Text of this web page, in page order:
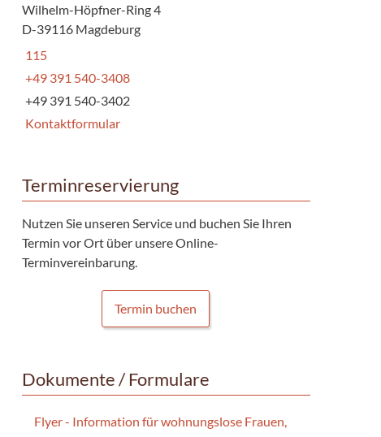
Wilhelm-Höpfner-Ring 4
D-39116 Magdeburg
115
+49 391 540-3408
+49 391 540-3402
Kontaktformular
Terminreservierung
Nutzen Sie unseren Service und buchen Sie Ihren
Termin vor Ort über unsere Online-
Terminvereinbarung.
Termin buchen
Dokumente / Formulare
Flyer - Information für wohnungslose Frauen,